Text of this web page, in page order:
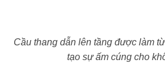
Cầu thang dẫn lên tầng được làm
tạo sự ấm cúng cho